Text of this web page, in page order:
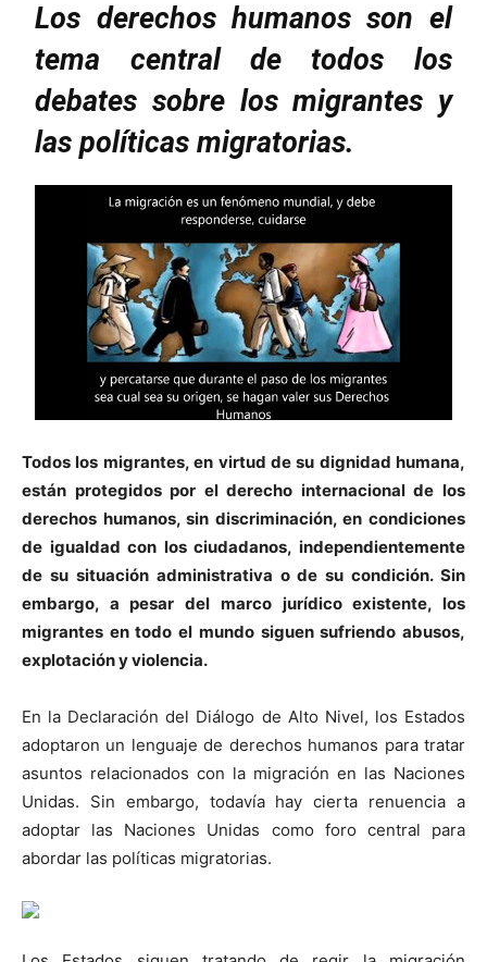
Los derechos humanos son el
tema central de todos los
debates sobre los migrantes y
las políticas migratorias.
Todos los migrantes, en virtud de su dignidad humana,
están protegidos por el derecho internacional de los
derechos humanos, sin discriminación, en condiciones
de igualdad con los ciudadanos, independientemente
de su situación administrativa o de su condición. Sin
embargo, a pesar del marco jurídico existente, los
migrantes en todo el mundo siguen sufriendo abusos,
explotación y violencia.
En la Declaración del Diálogo de Alto Nivel, los Estados
adoptaron un lenguaje de derechos humanos para tratar
asuntos relacionados con la migración en las Naciones
Unidas. Sin embargo, todavía hay cierta renuencia a
adoptar las Naciones Unidas como foro central para
abordar las políticas migratorias.